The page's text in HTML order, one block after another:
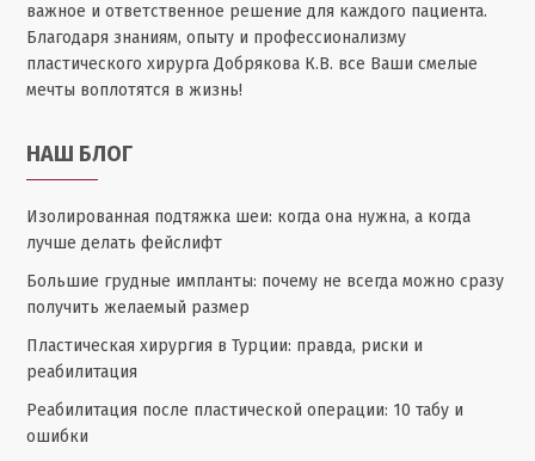
важное и ответственное решение для каждого пациента.
Благодаря знаниям, опыту и профессионализму
пластического хирурга Добрякова К.В. все Ваши смелые
мечты воплотятся в жизнь!
НАШ БЛОГ
Изолированная подтяжка шеи: когда она нужна, а когда
лучше делать фейслифт
Большие грудные импланты: почему не всегда можно сразу
получить желаемый размер
Пластическая хирургия в Турции: правда, риски и
реабилитация
Реабилитация после пластической операции: 10 табу и
ошибки